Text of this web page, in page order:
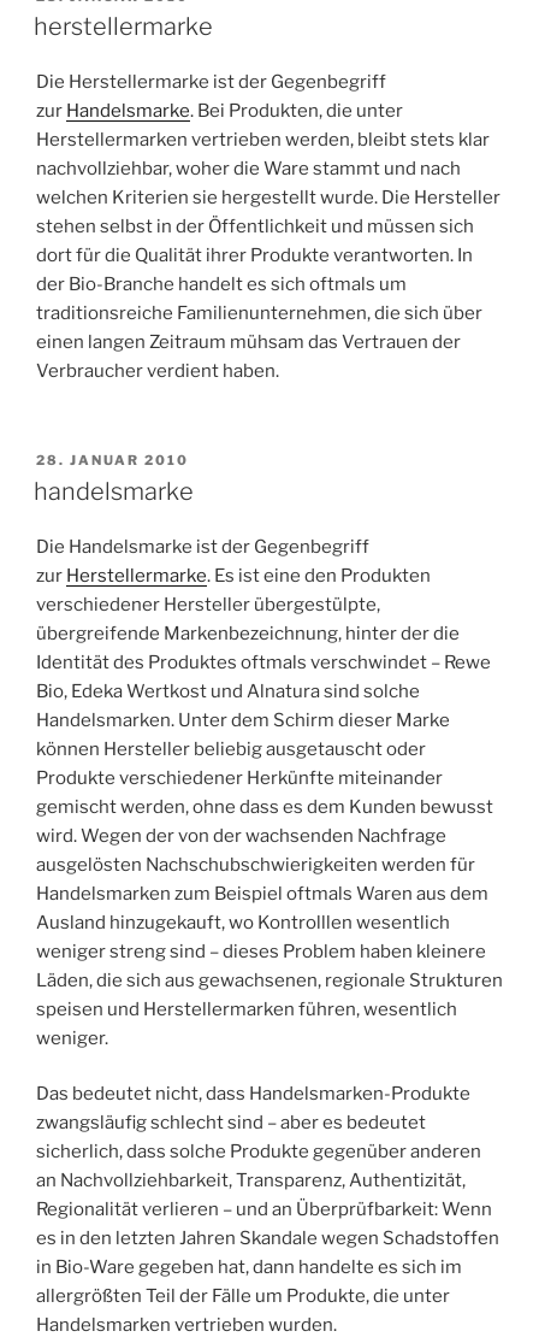
AM
herstellermarke
Die Herstellermarke ist der Gegenbegriff
zur Handelsmarke. Bei Produkten, die unter
Herstellermarken vertrieben werden, bleibt stets klar
nachvollziehbar, woher die Ware stammt und nach
welchen Kriterien sie hergestellt wurde. Die Hersteller
stehen selbst in der Öffentlichkeit und müssen sich
dort für die Qualität ihrer Produkte verantworten. In
der Bio-Branche handelt es sich oftmals um
traditionsreiche Familienunternehmen, die sich über
einen langen Zeitraum mühsam das Vertrauen der
Verbraucher verdient haben.
VERÖFFENTLICHT
AM
28. JANUAR 2010
handelsmarke
Die Handelsmarke ist der Gegenbegriff
zur Herstellermarke. Es ist eine den Produkten
verschiedener Hersteller übergestülpte,
übergreifende Markenbezeichnung, hinter der die
Identität des Produktes oftmals verschwindet – Rewe
Bio, Edeka Wertkost und Alnatura sind solche
Handelsmarken. Unter dem Schirm dieser Marke
können Hersteller beliebig ausgetauscht oder
Produkte verschiedener Herkünfte miteinander
gemischt werden, ohne dass es dem Kunden bewusst
wird. Wegen der von der wachsenden Nachfrage
ausgelösten Nachschubschwierigkeiten werden für
Handelsmarken zum Beispiel oftmals Waren aus dem
Ausland hinzugekauft, wo Kontrolllen wesentlich
weniger streng sind – dieses Problem haben kleinere
Läden, die sich aus gewachsenen, regionale Strukturen
speisen und Herstellermarken führen, wesentlich
weniger.
Das bedeutet nicht, dass Handelsmarken-Produkte
zwangsläufig schlecht sind – aber es bedeutet
sicherlich, dass solche Produkte gegenüber anderen
an Nachvollziehbarkeit, Transparenz, Authentizität,
Regionalität verlieren – und an Überprüfbarkeit: Wenn
es in den letzten Jahren Skandale wegen Schadstoffen
in Bio-Ware gegeben hat, dann handelte es sich im
allergrößten Teil der Fälle um Produkte, die unter
Handelsmarken vertrieben wurden.